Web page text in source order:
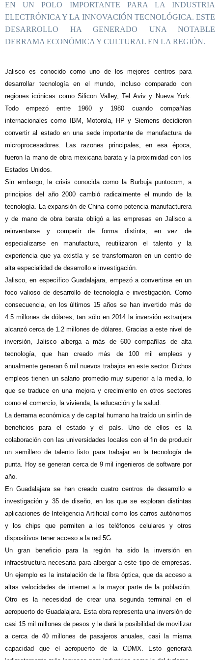
EN UN POLO IMPORTANTE PARA LA INDUSTRIA
ELECTRÓNICA Y LA INNOVACIÓN TECNOLÓGICA. ESTE
DESARROLLO HA GENERADO UNA NOTABLE
DERRAMA ECONÓMICA Y CULTURAL EN LA REGIÓN.
Jalisco es conocido como uno de los mejores centros para
desarrollar tecnología en el mundo, incluso comparado con
regiones icónicas como Silicon Valley, Tel Aviv y Nueva York.
Todo empezó entre 1960 y 1980 cuando compañías
internacionales como IBM, Motorola, HP y Siemens decidieron
convertir al estado en una sede importante de manufactura de
microprocesadores. Las razones principales, en esa época,
fueron la mano de obra mexicana barata y la proximidad con los
Estados Unidos.
Sin embargo, la crisis conocida como la Burbuja puntocom​, a
principios del año 2000 cambió radicalmente el mundo de la
tecnología. La expansión de China como potencia manufacturera
y de mano de obra barata obligó a las empresas en Jalisco a
reinventarse y competir de forma distinta; en vez de
especializarse en manufactura, reutilizaron el talento y la
experiencia que ya existía y se transformaron en un centro de
alta especialidad de desarrollo e investigación.
Jalisco, en específico Guadalajara, empezó a convertirse en un
foco valioso de desarrollo de tecnología e investigación. Como
consecuencia, en los últimos 15 años se han invertido más de
4.5 millones de dólares; tan sólo en 2014 la inversión extranjera
alcanzó cerca de 1.2 millones de dólares. Gracias a este nivel de
inversión, Jalisco alberga a más de 600 compañías de alta
tecnología, que han creado más de 100 mil empleos y
anualmente generan 6 mil nuevos trabajos en este sector. Dichos
empleos tienen un salario promedio muy superior a la media, lo
que se traduce en una mejora y crecimiento en otros sectores
como el comercio, la vivienda, la educación y la salud.
La derrama económica y de capital humano ha traído un sinfín de
beneficios para el estado y el país. Uno de ellos es la
colaboración con las universidades locales con el fin de producir
un semillero de talento listo para trabajar en la tecnología de
punta. Hoy se generan cerca de 9 mil ingenieros de software por
año.
En Guadalajara se han creado cuatro centros de desarrollo e
investigación y 35 de diseño, en los que se exploran distintas
aplicaciones de Inteligencia Artificial como los carros autónomos
y los chips que permiten a los teléfonos celulares y otros
dispositivos tener acceso a la red 5G.
Un gran beneficio para la región ha sido la inversión en
infraestructura necesaria para albergar a este tipo de empresas.
Un ejemplo es la instalación de la fibra óptica, que da acceso a
altas velocidades de internet a la mayor parte de la población.
Otro es la necesidad de crear una segunda terminal en el
aeropuerto de Guadalajara. Esta obra representa una inversión de
casi 15 mil millones de pesos y le dará la posibilidad de movilizar
a cerca de 40 millones de pasajeros anuales, casi la misma
capacidad que el aeropuerto de la CDMX. Esto generará